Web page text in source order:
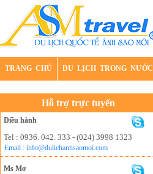
TRANG CHỦ DU LỊCH TRONG NƯỚC
Hỗ trợ trực tuyến
Điều hành
Tel : 0936. 042. 333 - (024) 3998 1323
Email : info@dulichanhsaomoi.com
Ms Mơ